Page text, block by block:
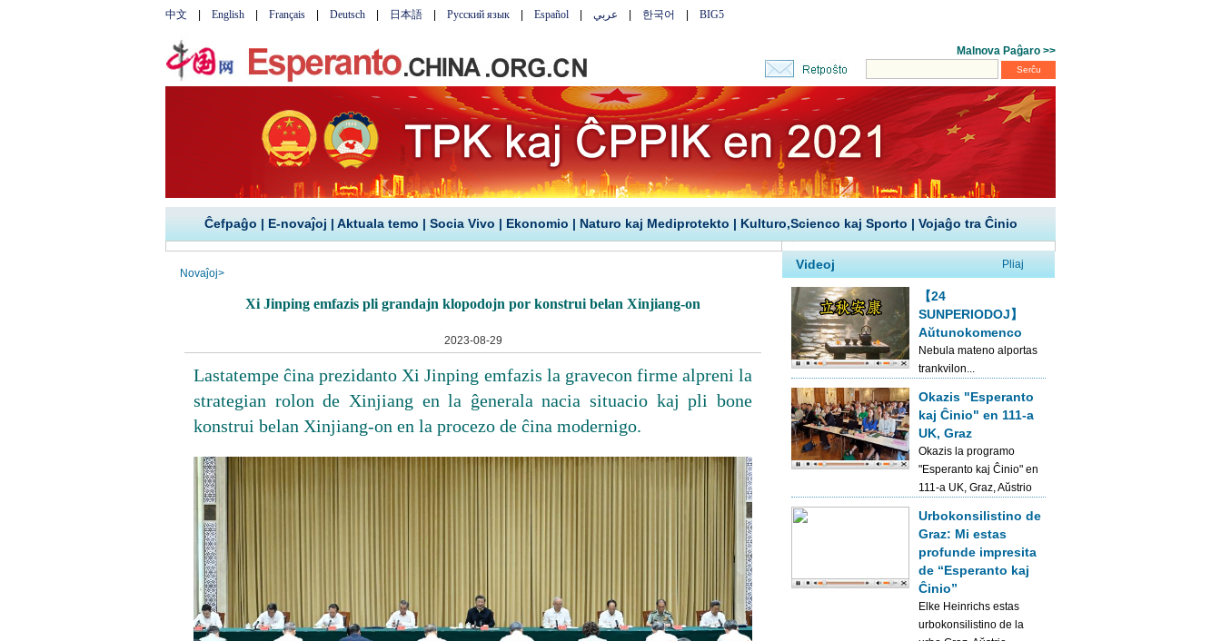
Ĉefpaĝo | E-novaĵoj | Aktuala temo | Socia Vivo | Ekonomio | Naturo kaj Mediprotekto | Kulturo,Scienco kaj Sporto | Vojaĝo tra Ĉinio
Novaĵoj>
Xi Jinping emfazis pli grandajn klopodojn por konstrui belan Xinjiang-on
2023-08-29
Lastatempe ĉina prezidanto Xi Jinping emfazis la gravecon firme alpreni la
strategian rolon de Xinjiang en la ĝenerala nacia situacio kaj pli bone
konstrui belan Xinjiang-on en la procezo de ĉina modernigo.